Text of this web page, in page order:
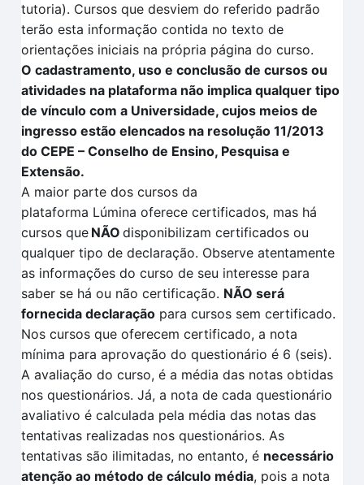
tutoria). Cursos que desviem do referido padrão
terão esta informação contida no texto de
orientações iniciais na própria página do curso.
O cadastramento, uso e conclusão de cursos ou
atividades na plataforma não implica qualquer tipo
de vínculo com a Universidade, cujos meios de
ingresso estão elencados na resolução 11/2013
do CEPE – Conselho de Ensino, Pesquisa e
Extensão.
A maior parte dos cursos da
plataforma Lúmina oferece certificados, mas há
cursos que NÃO disponibilizam certificados ou
qualquer tipo de declaração. Observe atentamente
as informações do curso de seu interesse para
saber se há ou não certificação. NÃO será
fornecida declaração para cursos sem certificado.
Nos cursos que oferecem certificado, a nota
mínima para aprovação do questionário é 6 (seis).
A avaliação do curso, é a média das notas obtidas
nos questionários. Já, a nota de cada questionário
avaliativo é calculada pela média das notas das
tentativas realizadas nos questionários. As
tentativas são ilimitadas, no entanto, é necessário
atenção ao método de cálculo média, pois a nota